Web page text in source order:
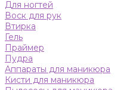
Для ногтей
Воск для рук
Втирка
Гель
Праймер
Пудра
Аппараты для маникюра
Кисти для маникюра